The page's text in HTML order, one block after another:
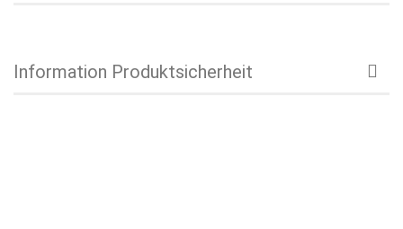
Information Produktsicherheit